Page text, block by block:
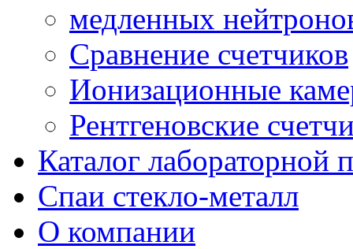
медленных
Сравнение счетчиков
Ионизационные
Рентгеновские
Каталог лабораторной
Спаи стекло-металл
О компании